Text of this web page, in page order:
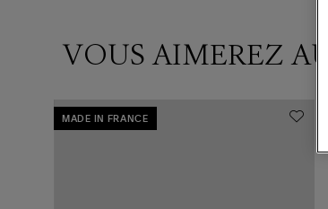
VOUS AIMEREZ
MADE IN FRANCE